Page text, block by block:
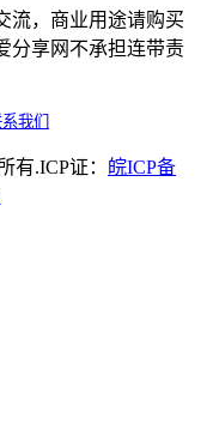
流，商业用途请购买
分享网不承担连带责
我们
有.ICP证： 皖ICP备